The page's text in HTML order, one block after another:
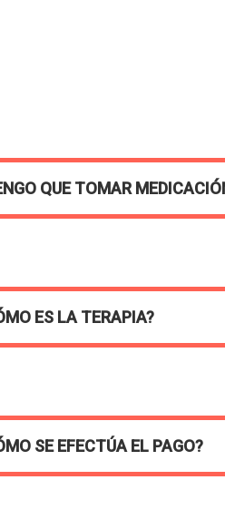
QUE TOMAR
ES LA TERAPIA?
SE EFECTÚA EL PAGO?